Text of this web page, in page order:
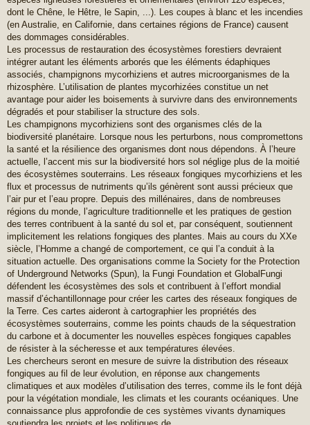
dont le Chêne, le Hêtre, le Sapin, ...). Les coupes à blanc et les incendies
(en Australie, en Californie, dans certaines régions de France) causent
des dommages considérables.
Les processus de restauration des écosystèmes forestiers devraient
intégrer autant les éléments arborés que les éléments édaphiques
associés, champignons mycorhiziens et autres microorganismes de la
rhizosphère. L’utilisation de plantes mycorhizées constitue un net
avantage pour aider les boisements à survivre dans des environnements
dégradés et pour stabiliser la structure des sols.
Les champignons mycorhiziens sont des organismes clés de la
biodiversité planétaire. Lorsque nous les perturbons, nous compromettons
la santé et la résilience des organismes dont nous dépendons. À l’heure
actuelle, l’accent mis sur la biodiversité hors sol néglige plus de la moitié
des écosystèmes souterrains. Les réseaux fongiques mycorhiziens et les
flux et processus de nutriments qu’ils génèrent sont aussi précieux que
l’air pur et l’eau propre. Depuis des millénaires, dans de nombreuses
régions du monde, l’agriculture traditionnelle et les pratiques de gestion
des terres contribuent à la santé du sol et, par conséquent, soutiennent
implicitement les relations fongiques des plantes. Mais au cours du XXe
siècle, l’Homme a changé de comportement, ce qui l’a conduit à la
situation actuelle. Des organisations comme la Society for the Protection
of Underground Networks (Spun), la Fungi Foundation et GlobalFungi
défendent les écosystèmes des sols et contribuent à l’effort mondial
massif d’échantillonnage pour créer les cartes des réseaux fongiques de
la Terre. Ces cartes aideront à cartographier les propriétés des
écosystèmes souterrains, comme les points chauds de la séquestration
du carbone et à documenter les nouvelles espèces fongiques capables
de résister à la sécheresse et aux températures élevées.
Les chercheurs seront en mesure de suivre la distribution des réseaux
fongiques au fil de leur évolution, en réponse aux changements
climatiques et aux modèles d’utilisation des terres, comme ils le font déjà
pour la végétation mondiale, les climats et les courants océaniques. Une
connaissance plus approfondie de ces systèmes vivants dynamiques